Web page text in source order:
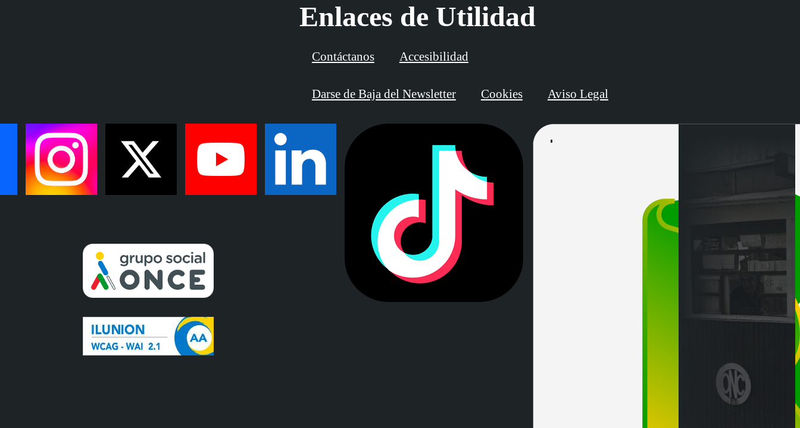
Enlaces de Utilidad
Contáctanos Accesibilidad
Darse de Baja del Newsletter Cookies Aviso Legal